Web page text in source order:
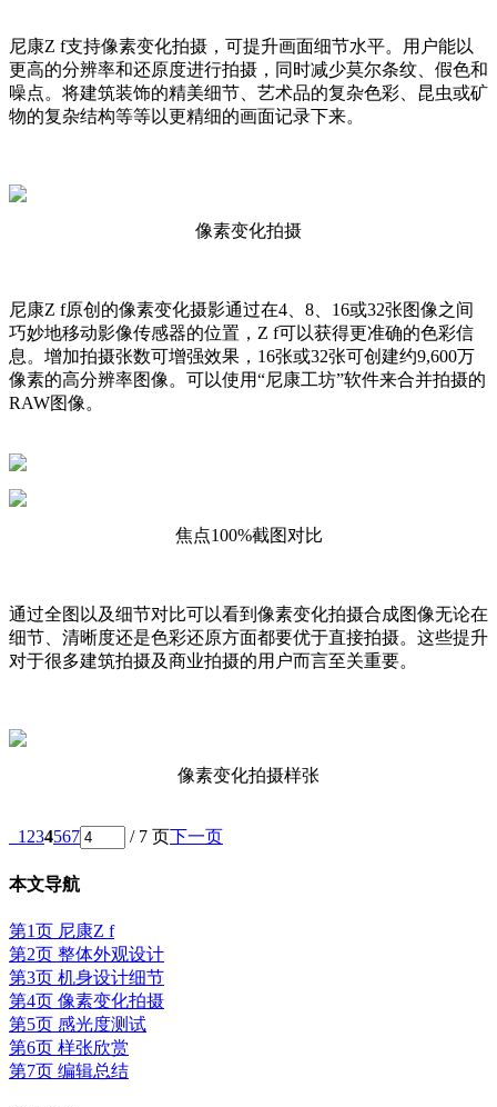
尼康Z f支持像素变化拍摄，可提升画面细节水平。用户能以
更高的分辨率和还原度进行拍摄，同时减少莫尔条纹、假色和
噪点。将建筑装饰的精美细节、艺术品的复杂色彩、昆虫或矿
物的复杂结构等等以更精细的画面记录下来。
像素变化拍摄
尼康Z f原创的像素变化摄影通过在4、8、16或32张图像之间
巧妙地移动影像传感器的位置，Z f可以获得更准确的色彩信
息。增加拍摄张数可增强效果，16张或32张可创建约9,600万
像素的高分辨率图像。可以使用“尼康工坊”软件来合并拍摄的
RAW图像。
焦点100%截图对比
通过全图以及细节对比可以看到像素变化拍摄合成图像无论在
细节、清晰度还是色彩还原方面都要优于直接拍摄。这些提升
对于很多建筑拍摄及商业拍摄的用户而言至关重要。
像素变化拍摄样张
1234567 / 7 页下一页
本文导航
第1页 尼康Z f
第2页 整体外观设计
第3页 机身设计细节
第4页 像素变化拍摄
第5页 感光度测试
第6页 样张欣赏
第7页 编辑总结